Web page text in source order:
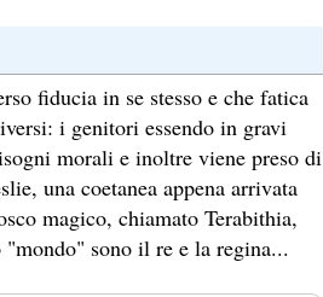
fiducia in se stesso e che fatica
i genitori essendo in gravi
morali e inoltre viene preso di
una coetanea appena arrivata
magico, chiamato Terabithia,
sono il re e la regina...